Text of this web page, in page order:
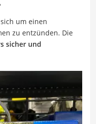
um einen
zu entzünden. Die
sicher und